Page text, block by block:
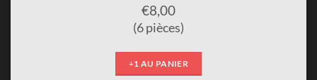
€8,00
(6 pièces)
+1 AU PANIER